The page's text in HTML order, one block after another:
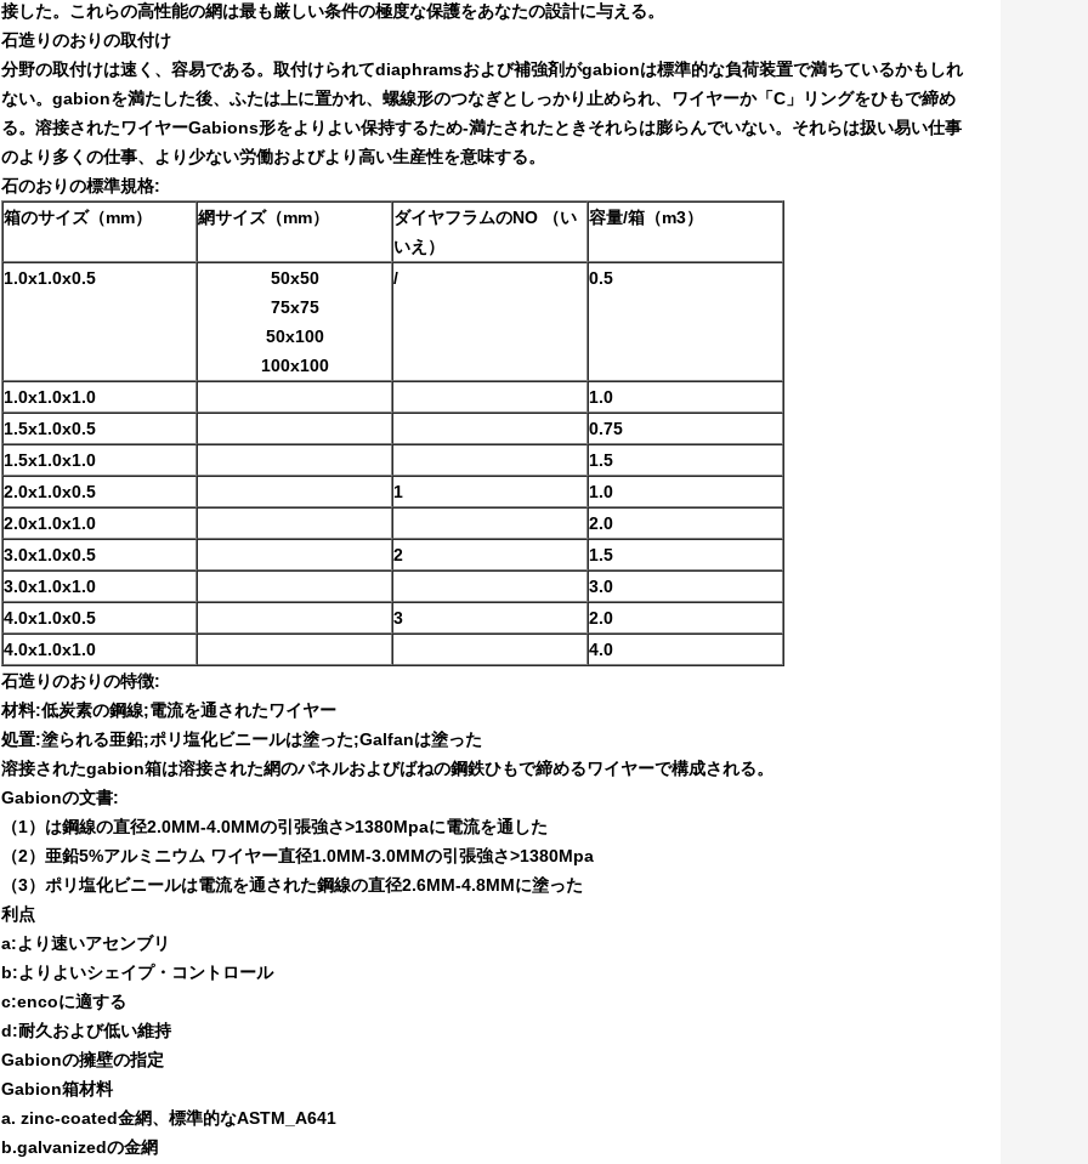
接した。これらの高性能の網は最も厳しい条件の極度な保護をあなたの設計に与える。
石造りのおりの取付け
分野の取付けは速く、容易である。取付けられてdiaphramsおよび補強剤がgabionは標準的な負荷装置で満ちているかもしれ
ない。gabionを満たした後、ふたは上に置かれ、螺線形のつなぎとしっかり止められ、ワイヤーか「C」リングをひもで締め
る。溶接されたワイヤーGabions形をよりよい保持するため-満たされたときそれらは膨らんでいない。それらは扱い易い仕事
のより多くの仕事、より少ない労働およびより高い生産性を意味する。
石のおりの標準規格:
箱のサイズ（mm）
網サイズ（mm）
ダイヤフラムのNO （い
いえ）
容量/箱（m3）
1.0x1.0x0.5
50x50
75x75
50x100
100x100
/ 0.5
1.0x1.0x1.0
1.0
1.5x1.0x0.5
0.75
1.5x1.0x1.0
1.5
2.0x1.0x0.5
1
1.0
2.0x1.0x1.0
2.0
3.0x1.0x0.5
2
1.5
3.0x1.0x1.0
3.0
4.0x1.0x0.5
3
2.0
4.0x1.0x1.0
4.0
石造りのおりの特徴:
材料:低炭素の鋼線;電流を通されたワイヤー
処置:塗られる亜鉛;ポリ塩化ビニールは塗った;Galfanは塗った
溶接されたgabion箱は溶接された網のパネルおよびばねの鋼鉄ひもで締めるワイヤーで構成される。
Gabionの文書:
（1）は鋼線の直径2.0MM-4.0MMの引張強さ>1380Mpaに電流を通した
（2）亜鉛5%アルミニウム ワイヤー直径1.0MM-3.0MMの引張強さ>1380Mpa
（3）ポリ塩化ビニールは電流を通された鋼線の直径2.6MM-4.8MMに塗った
利点
a:より速いアセンブリ
b:よりよいシェイプ・コントロール
c:encoに適する
d:耐久および低い維持
Gabionの擁壁の指定
Gabion箱材料
a. zinc-coated金網、標準的なASTM_A641
b.galvanizedの金網